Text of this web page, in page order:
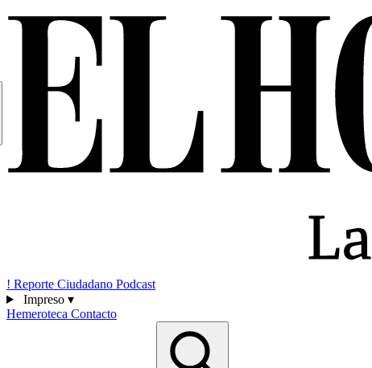
! Reporte Ciudadano Podcast
Impreso ▾
Hemeroteca Contacto